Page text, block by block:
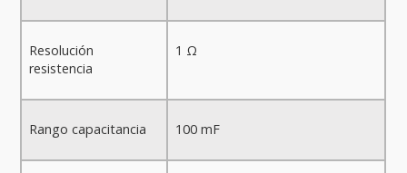
Resolución
resistencia
1 Ω
Rango capacitancia 100 mF